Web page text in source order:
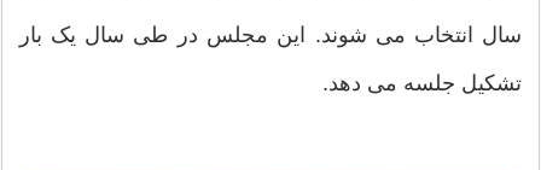
سال انتخاب می شوند. این مجلس در طی سال یک بار
تشکیل جلسه می دهد.